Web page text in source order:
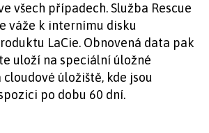
všech případech. Služba Rescue
váže k internímu disku
LaCie. Obnovená data pak
uloží na speciální úložné
úložiště, kde jsou
po dobu 60 dní.